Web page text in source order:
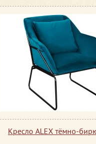
Кресло ALEX тёмно-